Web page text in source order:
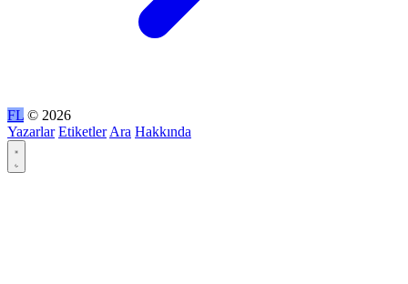
FL © 2026
Yazarlar Etiketler Ara Hakkında